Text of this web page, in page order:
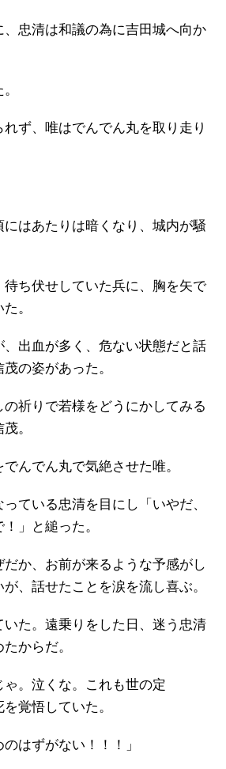
忠清は和議の為に吉田城へ向か
ず、唯はでんでん丸を取り走り
はあたりは暗くなり、城内が騒
ち伏せしていた兵に、胸を矢で
。
、出血が多く、危ない状態だと話
の姿があった。
の祈りで若様をどうにかしてみる
。
んでん丸で気絶させた唯。
ている忠清を目にし「いやだ、
」と縋った。
だか、お前が来るような予感がし
、話せたことを涙を流し喜ぶ。
いた。遠乗りをした日、迷う忠清
からだ。
ゃ。泣くな。これも世の定
覚悟していた。
のはずがない！！！」